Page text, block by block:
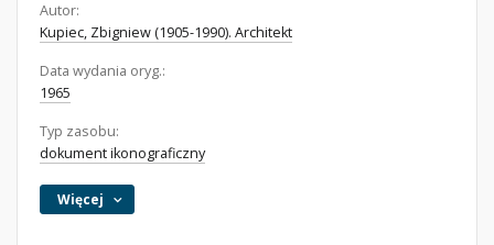
Autor:
Kupiec, Zbigniew (1905-1990). Architekt
Data wydania oryg.:
1965
Typ zasobu:
dokument ikonograficzny
Więcej